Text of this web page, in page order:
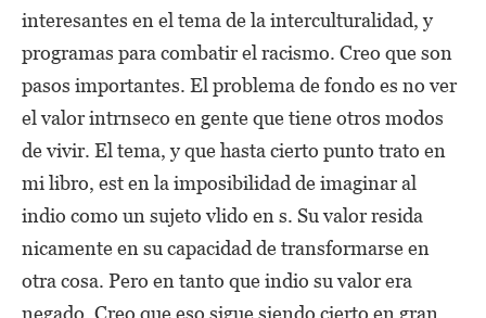
interesantes en el tema de la interculturalidad, y
programas para combatir el racismo. Creo que son
pasos importantes. El problema de fondo es no ver
el valor intrnseco en gente que tiene otros modos
de vivir. El tema, y que hasta cierto punto trato en
mi libro, est en la imposibilidad de imaginar al
indio como un sujeto vlido en s. Su valor resida
nicamente en su capacidad de transformarse en
otra cosa. Pero en tanto que indio su valor era
negado. Creo que eso sigue siendo cierto en gran